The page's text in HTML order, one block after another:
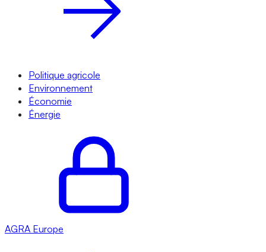
Politique agricole
Environnement
Économie
Énergie
AGRA Europe